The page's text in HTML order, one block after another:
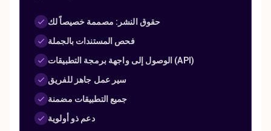
حقوق النشر: مصممة خصيصاً لك
فحص المستندات بالجملة
الوصول إلى واجهة برمجة التطبيقات (API)
سير عمل جاهز للفريق
جميع التطبيقات مضمنة
دعم ذو أولوية